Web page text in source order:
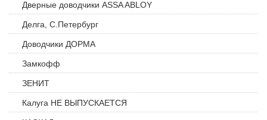
Дверные доводчики ASSA ABLOY
Делга, С.Петербург
Доводчики ДОРМА
Замкофф
ЗЕНИТ
Калуга НЕ ВЫПУСКАЕТСЯ